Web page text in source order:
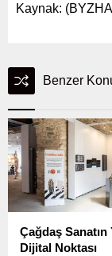
Kaynak:
Benzer
Çağdaş Sanatın
Dijital Noktası